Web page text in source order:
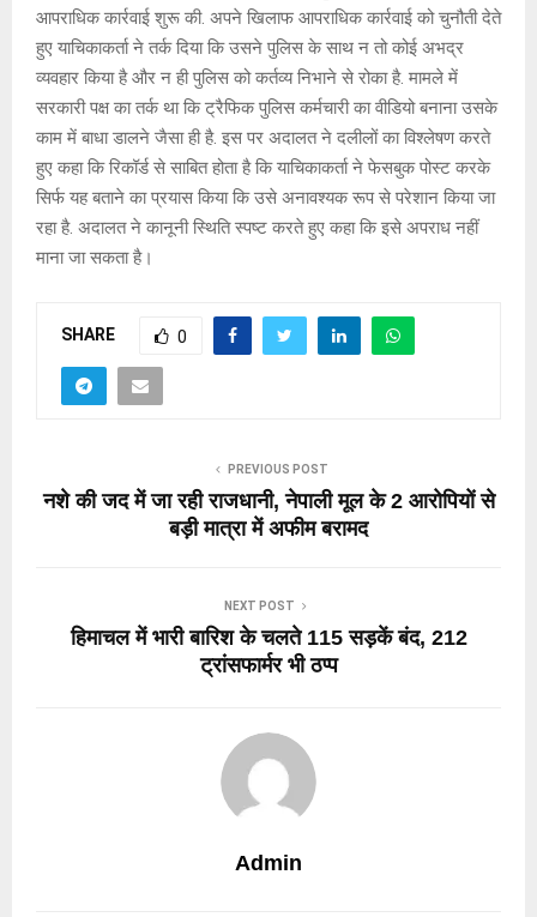
आपराधिक कार्रवाई शुरू की. अपने खिलाफ आपराधिक कार्रवाई को चुनौती देते
हुए याचिकाकर्ता ने तर्क दिया कि उसने पुलिस के साथ न तो कोई अभद्र
व्यवहार किया है और न ही पुलिस को कर्तव्य निभाने से रोका है. मामले में
सरकारी पक्ष का तर्क था कि ट्रैफिक पुलिस कर्मचारी का वीडियो बनाना उसके
काम में बाधा डालने जैसा ही है. इस पर अदालत ने दलीलों का विश्लेषण करते
हुए कहा कि रिकॉर्ड से साबित होता है कि याचिकाकर्ता ने फेसबुक पोस्ट करके
सिर्फ यह बताने का प्रयास किया कि उसे अनावश्यक रूप से परेशान किया जा
रहा है. अदालत ने कानूनी स्थिति स्पष्ट करते हुए कहा कि इसे अपराध नहीं
माना जा सकता है।
SHARE 0
PREVIOUS POST
नशे की जद में जा रही राजधानी, नेपाली मूल के 2 आरोपियों से
बड़ी मात्रा में अफीम बरामद
NEXT POST
हिमाचल में भारी बारिश के चलते 115 सड़कें बंद, 212
ट्रांसफार्मर भी ठप्प
Admin